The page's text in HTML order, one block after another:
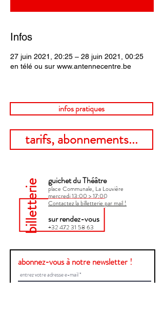
Infos
27 juin 2021, 20:25 – 28 juin 2021, 00:25
en télé ou sur www.antennecentre.be
infos pratiques
tarifs, abonnements...
billetterie guichet du Théâtre
place Communale, La Louvière
mercredi 13:00 > 17:00​
Contactez la billetterie par mail !
sur rendez-vous
+32 472 31 58 63
abonnez-vous à notre newsletter !